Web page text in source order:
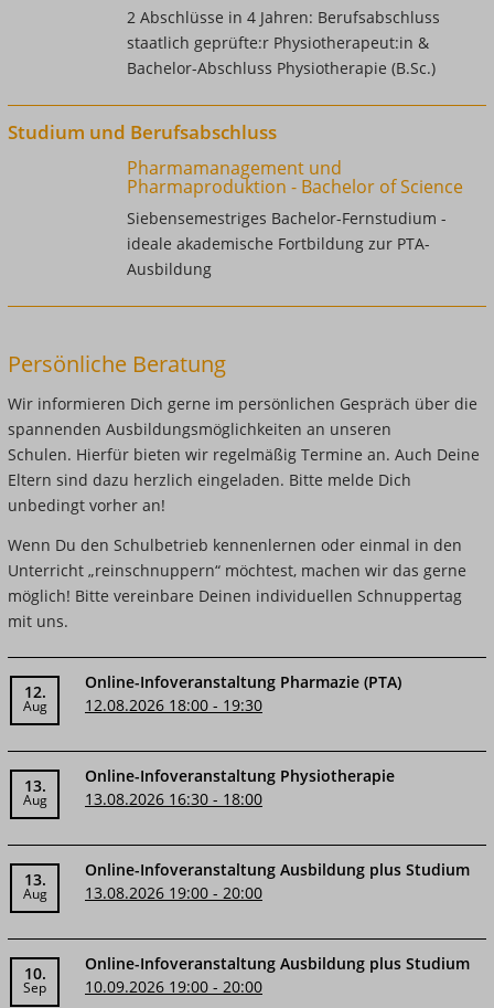
2 Abschlüsse in 4 Jahren: Berufsabschluss
staatlich geprüfte:r Physiotherapeut:in &
Bachelor-Abschluss Physiotherapie (B.Sc.)
Studium und Berufsabschluss
Pharmamanagement und
Pharmaproduktion - Bachelor of Science
Siebensemestriges Bachelor-Fernstudium -
ideale akademische Fortbildung zur PTA-
Ausbildung
Persönliche Beratung
Wir informieren Dich gerne im persönlichen Gespräch über die
spannenden Ausbildungsmöglichkeiten an unseren
Schulen. Hierfür bieten wir regelmäßig Termine an. Auch Deine
Eltern sind dazu herzlich eingeladen. Bitte melde Dich
unbedingt vorher an!
Wenn Du den Schulbetrieb kennenlernen oder einmal in den
Unterricht „reinschnuppern“ möchtest, machen wir das gerne
möglich! Bitte vereinbare Deinen individuellen Schnuppertag
mit uns.
12.
Aug
Online-Infoveranstaltung Pharmazie (PTA)
12.08.2026 18:00 - 19:30
13.
Aug
Online-Infoveranstaltung Physiotherapie
13.08.2026 16:30 - 18:00
13.
Aug
Online-Infoveranstaltung Ausbildung plus Studium
13.08.2026 19:00 - 20:00
10.
Sep
Online-Infoveranstaltung Ausbildung plus Studium
10.09.2026 19:00 - 20:00